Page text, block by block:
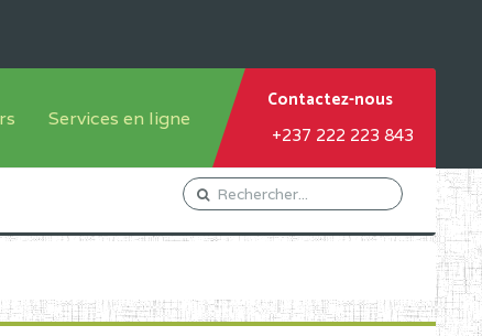
francophone
Services en ligne
Orientation Conseil
Gestion du Personnel
Contactez-nous
+237 222 223 843